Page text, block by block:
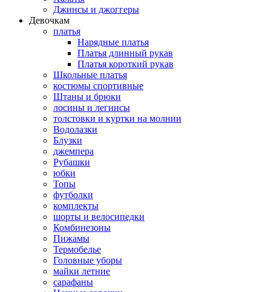
Джинсы и джоггеры
Девочкам
платья
Нарядные платья
Платья длинный рукав
Платья короткий рукав
Школьные платья
костюмы спортивные
Штаны и брюки
лосины и легинсы
толстовки и куртки на молнии
Водолазки
Блузки
джемпера
Рубашки
юбки
Топы
футболки
комплекты
шорты и велосипедки
Комбинезоны
Пижамы
Термобелье
Головные уборы
майки летние
сарафаны